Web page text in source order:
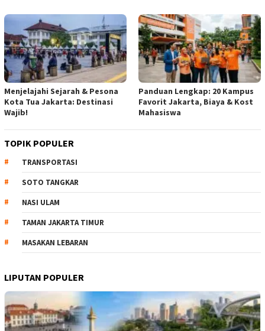
Menjelajahi Sejarah & Pesona
Kota Tua Jakarta: Destinasi
Wajib!
Panduan Lengkap: 20 Kampus
Favorit Jakarta, Biaya & Kost
Mahasiswa
TOPIK POPULER
TRANSPORTASI
SOTO TANGKAR
NASI ULAM
TAMAN JAKARTA TIMUR
MASAKAN LEBARAN
LIPUTAN POPULER